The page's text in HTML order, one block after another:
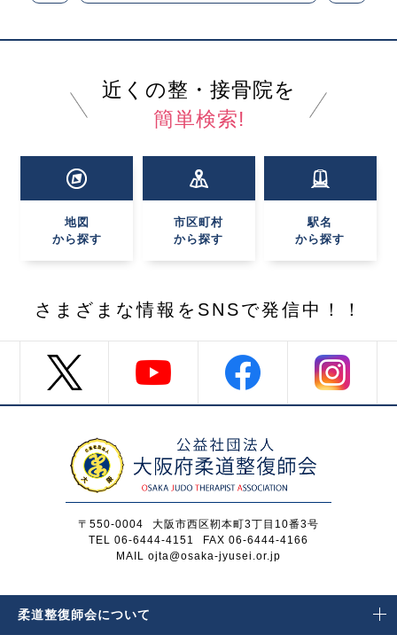
近くの整・接骨院を
簡単検索!
地図
から探す
市区町村
から探す
駅名
から探す
さまざまな情報を SNSで発信中！！
〒550-0004
大阪市西区靭本町3丁目10番3号
TEL 06-6444-4151
FAX 06-6444-4166
MAIL ojta@osaka-jyusei.or.jp
柔道整復師会について